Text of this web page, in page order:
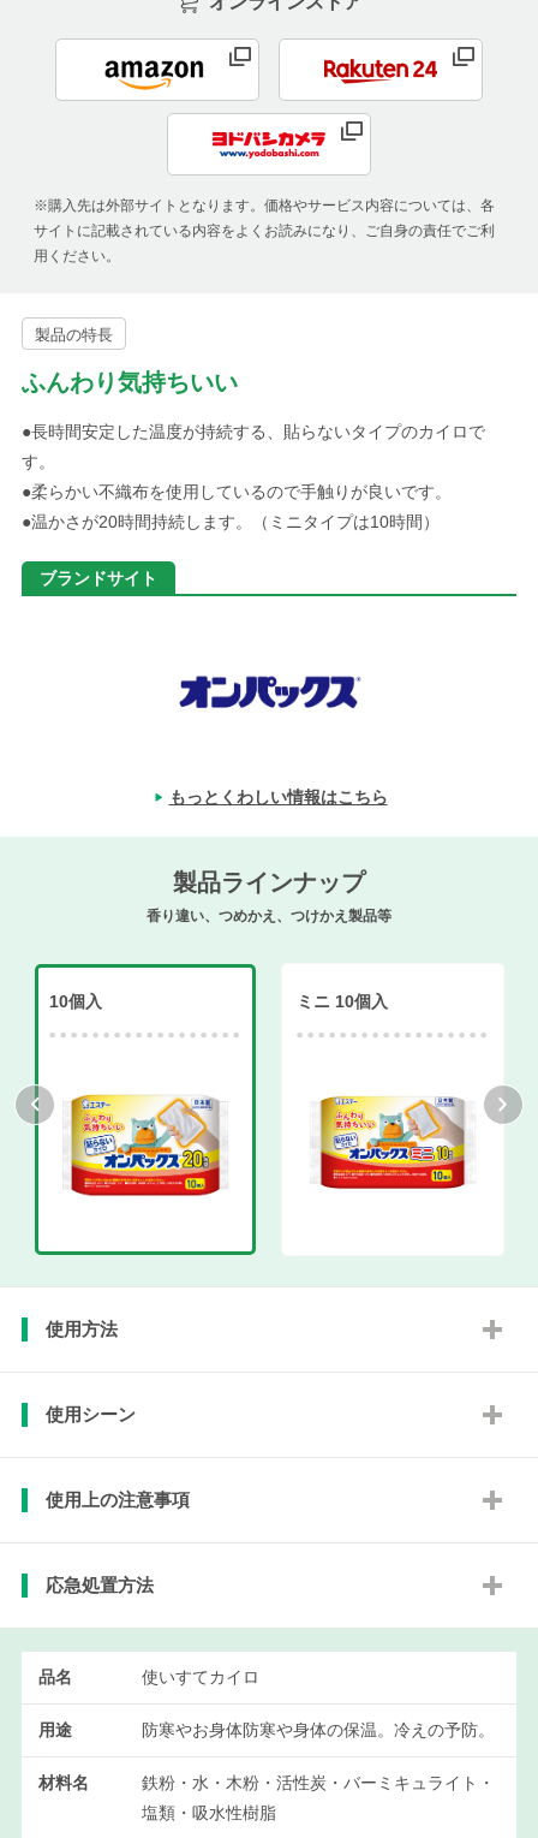
※購入先は外部サイトとなります。価格やサービス内容については、各
サイトに記載されている内容をよくお読みになり、ご自身の責任でご利
用ください。
製品の特長
ふんわり気持ちいい
●長時間安定した温度が持続する、貼らないタイプのカイロで
す。
●柔らかい不織布を使用しているので手触りが良いです。
●温かさが20時間持続します。（ミニタイプは10時間）
ブランドサイト
もっとくわしい情報はこちら
製品ラインナップ
香り違い、つめかえ、つけかえ製品等
10個入 ミニ 10個入
使用方法
使用シーン
使用上の注意事項
応急処置方法
品名 使いすてカイロ
用途 防寒やお身体防寒や身体の保温。冷えの予防。
材料名
鉄粉・水・木粉・活性炭・バーミキュライト・
塩類・吸水性樹脂